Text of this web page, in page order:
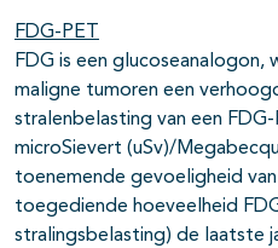
FDG-PET
FDG is een
maligne tumoren een
stralenbelasting van een
microSievert (uSv)/
toenemende gevoeligheid
toegediende hoeveelheid
stralingsbelasting) de laatste